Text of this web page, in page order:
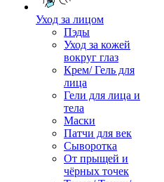
Уход за лицом
Пэды
Уход за кожей
вокруг глаз
Крем/ Гель для
лица
Гели для лица и
тела
Маски
Патчи для век
Сыворотка
От прыщей и
чёрных точек